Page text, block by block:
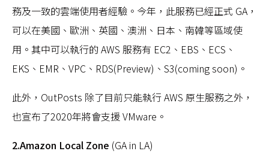
務及一致的雲端使用者經驗。今年，此服務已經正式 GA，
可以在美國、歐洲、英國、澳洲、日本、南韓等區域使
用。其中可以執行的 AWS 服務有 EC2、EBS、ECS、
EKS、EMR、VPC、RDS(Preview)、S3(coming soon)。
此外，OutPosts 除了目前只能執行 AWS 原生服務之外，
也宣布了2020年將會支援 VMware。
2.Amazon Local Zone (GA in LA)